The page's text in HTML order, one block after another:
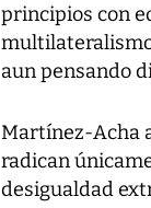
principios con
aun pensando
Martínez-Acha
radican
desigualdad